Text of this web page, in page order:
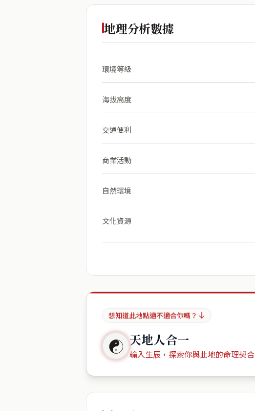
地理分析數據
環境等級
海拔高度
交通便利
商業活動
自然環境
文化資源
想知道此地點適不適合你嗎？
☯ 天地人合一
輸入生辰，探索你與此地的命理契合